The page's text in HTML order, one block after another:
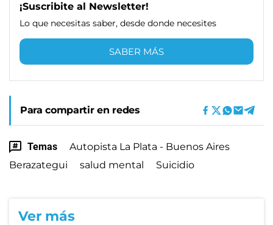
¡Suscribite al Newsletter!
Lo que necesitas saber, desde donde necesites
SABER MÁS
Para compartir en redes
Temas
Autopista La Plata - Buenos Aires
Berazategui
salud mental Suicidio
Ver más